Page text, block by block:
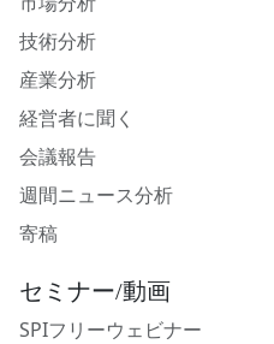
技術分析
産業分析
経営者に聞く
会議報告
週間ニュース分析
寄稿
セミナー/動画
SPIフリーウェビナー